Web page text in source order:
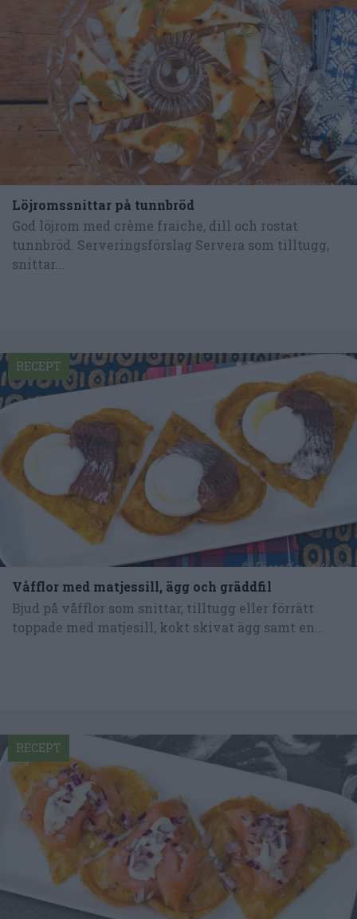
Löjromssnittar på tunnbröd
God löjrom med crème fraiche, dill och rostat
tunnbröd. Serveringsförslag Servera som tilltugg,
snittar...
Våfflor med matjessill, ägg och gräddfil
Bjud på våfflor som snittar, tilltugg eller förrätt
toppade med matjesill, kokt skivat ägg samt en...
RECEPT
RECEPT